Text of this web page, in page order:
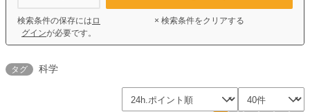
検索条件の保存には ロ
グインが必要です。
× 検索条件をクリアする
タグ 科学